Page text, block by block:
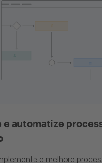
e automatize
e melhore